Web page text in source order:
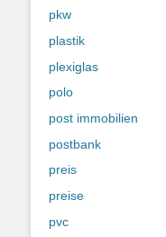
pkw
plastik
plexiglas
polo
post immobilien
postbank
preis
preise
pvc